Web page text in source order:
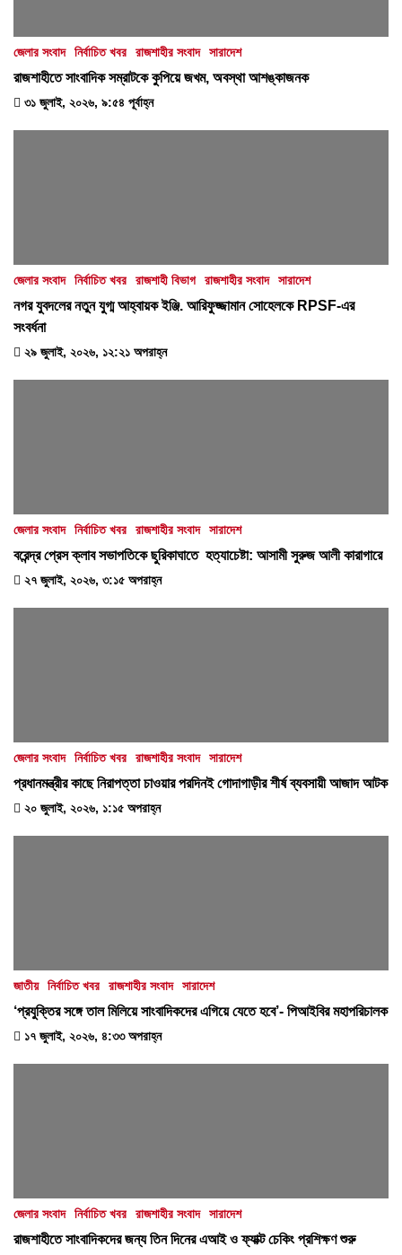
জেলার সংবাদ নির্বাচিত খবর রাজশাহীর সংবাদ সারাদেশ
রাজশাহীতে সাংবাদিক সম্রাটকে কুপিয়ে জখম, অবস্থা আশঙ্কাজনক
৩১ জুলাই, ২০২৬, ৯:৫৪ পূর্বাহ্ন
জেলার সংবাদ নির্বাচিত খবর রাজশাহী বিভাগ রাজশাহীর সংবাদ সারাদেশ
নগর যুবদলের নতুন যুগ্ম আহ্বায়ক ইঞ্জি. আরিফুজ্জামান সোহেলকে RPSF-এর
সংবর্ধনা
২৯ জুলাই, ২০২৬, ১২:২১ অপরাহ্ন
জেলার সংবাদ নির্বাচিত খবর রাজশাহীর সংবাদ সারাদেশ
বরেন্দ্র প্রেস ক্লাব সভাপতিকে ছুরিকাঘাতে হত্যাচেষ্টা: আসামী সুরুজ আলী কারাগারে
২৭ জুলাই, ২০২৬, ৩:১৫ অপরাহ্ন
জেলার সংবাদ নির্বাচিত খবর রাজশাহীর সংবাদ সারাদেশ
প্রধানমন্ত্রীর কাছে নিরাপত্তা চাওয়ার পরদিনই গোদাগাড়ীর শীর্ষ ব্যবসায়ী আজাদ আটক
২০ জুলাই, ২০২৬, ১:১৫ অপরাহ্ন
জাতীয় নির্বাচিত খবর রাজশাহীর সংবাদ সারাদেশ
‘প্রযুক্তির সঙ্গে তাল মিলিয়ে সাংবাদিকদের এগিয়ে যেতে হবে’- পিআইবির মহাপরিচালক
১৭ জুলাই, ২০২৬, ৪:৩৩ অপরাহ্ন
জেলার সংবাদ নির্বাচিত খবর রাজশাহীর সংবাদ সারাদেশ
রাজশাহীতে সাংবাদিকদের জন্য তিন দিনের এআই ও ফ্যাক্ট চেকিং প্রশিক্ষণ শুরু